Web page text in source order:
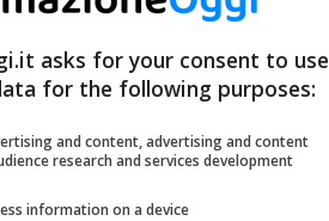
asks for your consent to use
for the following purposes:
and content, advertising and content
research and services development
information on a device